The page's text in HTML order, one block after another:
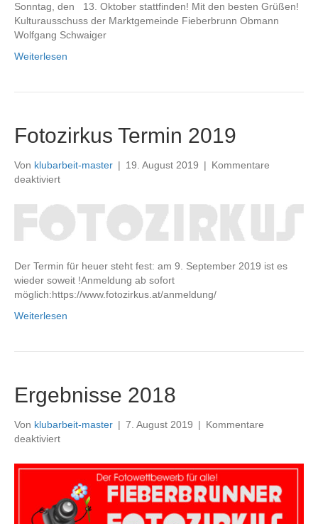
Sonntag, den 13. Oktober stattfinden! Mit den besten Grüßen!
Kulturausschuss der Marktgemeinde Fieberbrunn Obmann
Wolfgang Schwaiger
Weiterlesen
Fotozirkus Termin 2019
Von klubarbeit-master | 19. August 2019 | Kommentare
deaktiviertfür
Termin
2019
Der Termin für heuer steht fest: am 9. September 2019 ist es
wieder soweit !Anmeldung ab sofort
möglich:https://www.fotozirkus.at/anmeldung/
Weiterlesen
Ergebnisse 2018
Von klubarbeit-master | 7. August 2019 | Kommentare
deaktiviertfür
2018